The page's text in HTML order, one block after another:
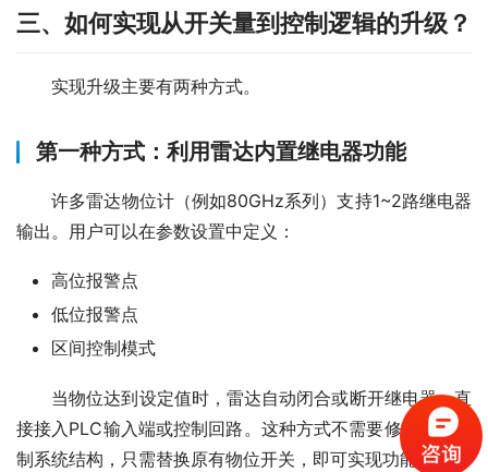
三、如何实现从开关量到控制逻辑的升级？
实现升级主要有两种方式。
第一种方式：利用雷达内置继电器功能
许多雷达物位计（例如80GHz系列）支持1~2路继电器
输出。用户可以在参数设置中定义：
高位报警点
低位报警点
区间控制模式
当物位达到设定值时，雷达自动闭合或断开继电器，直
接接入PLC输入端或控制回路。这种方式不需要修改原有控
制系统结构，只需替换原有物位开关，即可实现功能升级。